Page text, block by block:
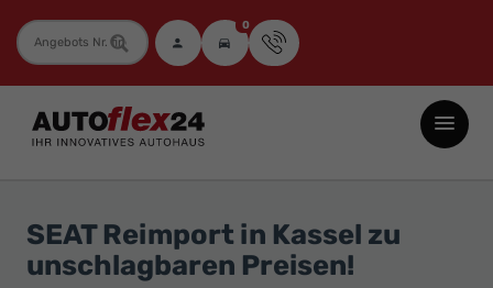
Fahrzeugnummer 0
Autoflex24
GmbH
Neuwagen
Jahreswagen
SEAT Reimport in Kassel zu
unschlagbaren Preisen!